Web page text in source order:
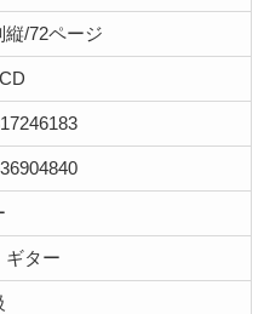
縦/72ページ
ギター